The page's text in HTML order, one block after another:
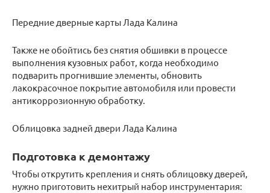
Передние дверные карты Лада Калина
Также не обойтись без снятия обшивки в процессе
выполнения кузовных работ, когда необходимо
подварить прогнившие элементы, обновить
лакокрасочное покрытие автомобиля или провести
антикоррозионную обработку.
Облицовка задней двери Лада Калина
Подготовка к демонтажу
Чтобы открутить крепления и снять облицовку дверей,
нужно приготовить нехитрый набор инструментария: